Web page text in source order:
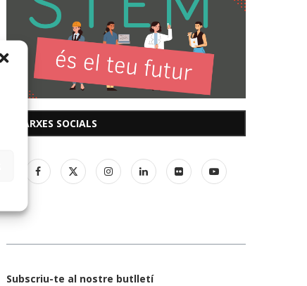
XARXES SOCIALS
Subscriu-te al nostre butlletí